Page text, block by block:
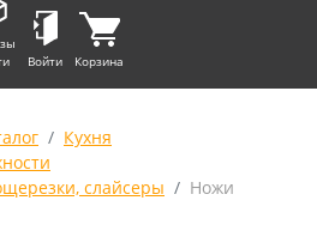
Войти Корзина
Кухня
слайсеры
Ножи